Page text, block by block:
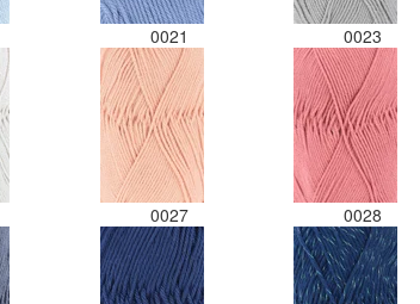
0021 0023
0027 0028